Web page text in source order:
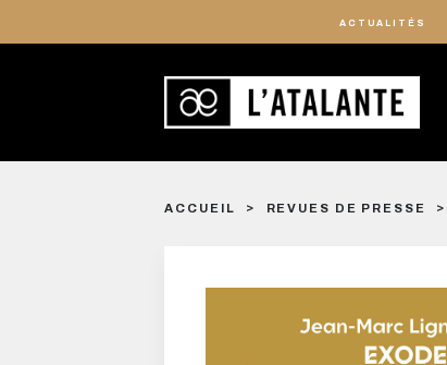
ACTUALITÉS
ACCUEIL REVUES DE PRESSE